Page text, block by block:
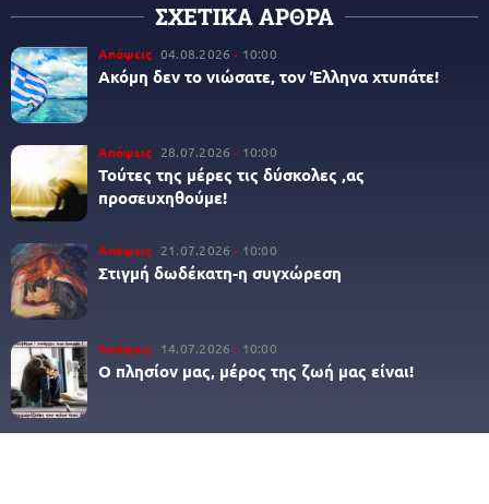
ΣΧΕΤΙΚΑ ΑΡΘΡΑ
Απόψεις 04.08.2026 10:00
Ακόμη δεν το νιώσατε, τον Έλληνα χτυπάτε!
Απόψεις 28.07.2026 10:00
Τούτες της μέρες τις δύσκολες ,ας
προσευχηθούμε!
Απόψεις 21.07.2026 10:00
Στιγμή δωδέκατη-η συγχώρεση
Απόψεις 14.07.2026 10:00
Ο πλησίον μας, μέρος της ζωή μας είναι!